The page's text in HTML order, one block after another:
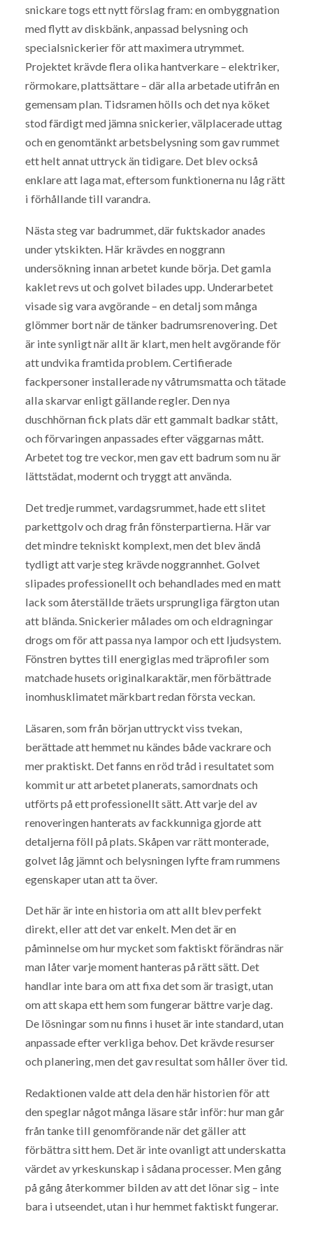
snickare togs ett nytt förslag fram: en ombyggnation
med flytt av diskbänk, anpassad belysning och
specialsnickerier för att maximera utrymmet.
Projektet krävde flera olika hantverkare – elektriker,
rörmokare, plattsättare – där alla arbetade utifrån en
gemensam plan. Tidsramen hölls och det nya köket
stod färdigt med jämna snickerier, välplacerade uttag
och en genomtänkt arbetsbelysning som gav rummet
ett helt annat uttryck än tidigare. Det blev också
enklare att laga mat, eftersom funktionerna nu låg rätt
i förhållande till varandra.
Nästa steg var badrummet, där fuktskador anades
under ytskikten. Här krävdes en noggrann
undersökning innan arbetet kunde börja. Det gamla
kaklet revs ut och golvet bilades upp. Underarbetet
visade sig vara avgörande – en detalj som många
glömmer bort när de tänker badrumsrenovering. Det
är inte synligt när allt är klart, men helt avgörande för
att undvika framtida problem. Certifierade
fackpersoner installerade ny våtrumsmatta och tätade
alla skarvar enligt gällande regler. Den nya
duschhörnan fick plats där ett gammalt badkar stått,
och förvaringen anpassades efter väggarnas mått.
Arbetet tog tre veckor, men gav ett badrum som nu är
lättstädat, modernt och tryggt att använda.
Det tredje rummet, vardagsrummet, hade ett slitet
parkettgolv och drag från fönsterpartierna. Här var
det mindre tekniskt komplext, men det blev ändå
tydligt att varje steg krävde noggrannhet. Golvet
slipades professionellt och behandlades med en matt
lack som återställde träets ursprungliga färgton utan
att blända. Snickerier målades om och eldragningar
drogs om för att passa nya lampor och ett ljudsystem.
Fönstren byttes till energiglas med träprofiler som
matchade husets originalkaraktär, men förbättrade
inomhusklimatet märkbart redan första veckan.
Läsaren, som från början uttryckt viss tvekan,
berättade att hemmet nu kändes både vackrare och
mer praktiskt. Det fanns en röd tråd i resultatet som
kommit ur att arbetet planerats, samordnats och
utförts på ett professionellt sätt. Att varje del av
renoveringen hanterats av fackkunniga gjorde att
detaljerna föll på plats. Skåpen var rätt monterade,
golvet låg jämnt och belysningen lyfte fram rummens
egenskaper utan att ta över.
Det här är inte en historia om att allt blev perfekt
direkt, eller att det var enkelt. Men det är en
påminnelse om hur mycket som faktiskt förändras när
man låter varje moment hanteras på rätt sätt. Det
handlar inte bara om att fixa det som är trasigt, utan
om att skapa ett hem som fungerar bättre varje dag.
De lösningar som nu finns i huset är inte standard, utan
anpassade efter verkliga behov. Det krävde resurser
och planering, men det gav resultat som håller över tid.
Redaktionen valde att dela den här historien för att
den speglar något många läsare står inför: hur man går
från tanke till genomförande när det gäller att
förbättra sitt hem. Det är inte ovanligt att underskatta
värdet av yrkeskunskap i sådana processer. Men gång
på gång återkommer bilden av att det lönar sig – inte
bara i utseendet, utan i hur hemmet faktiskt fungerar.